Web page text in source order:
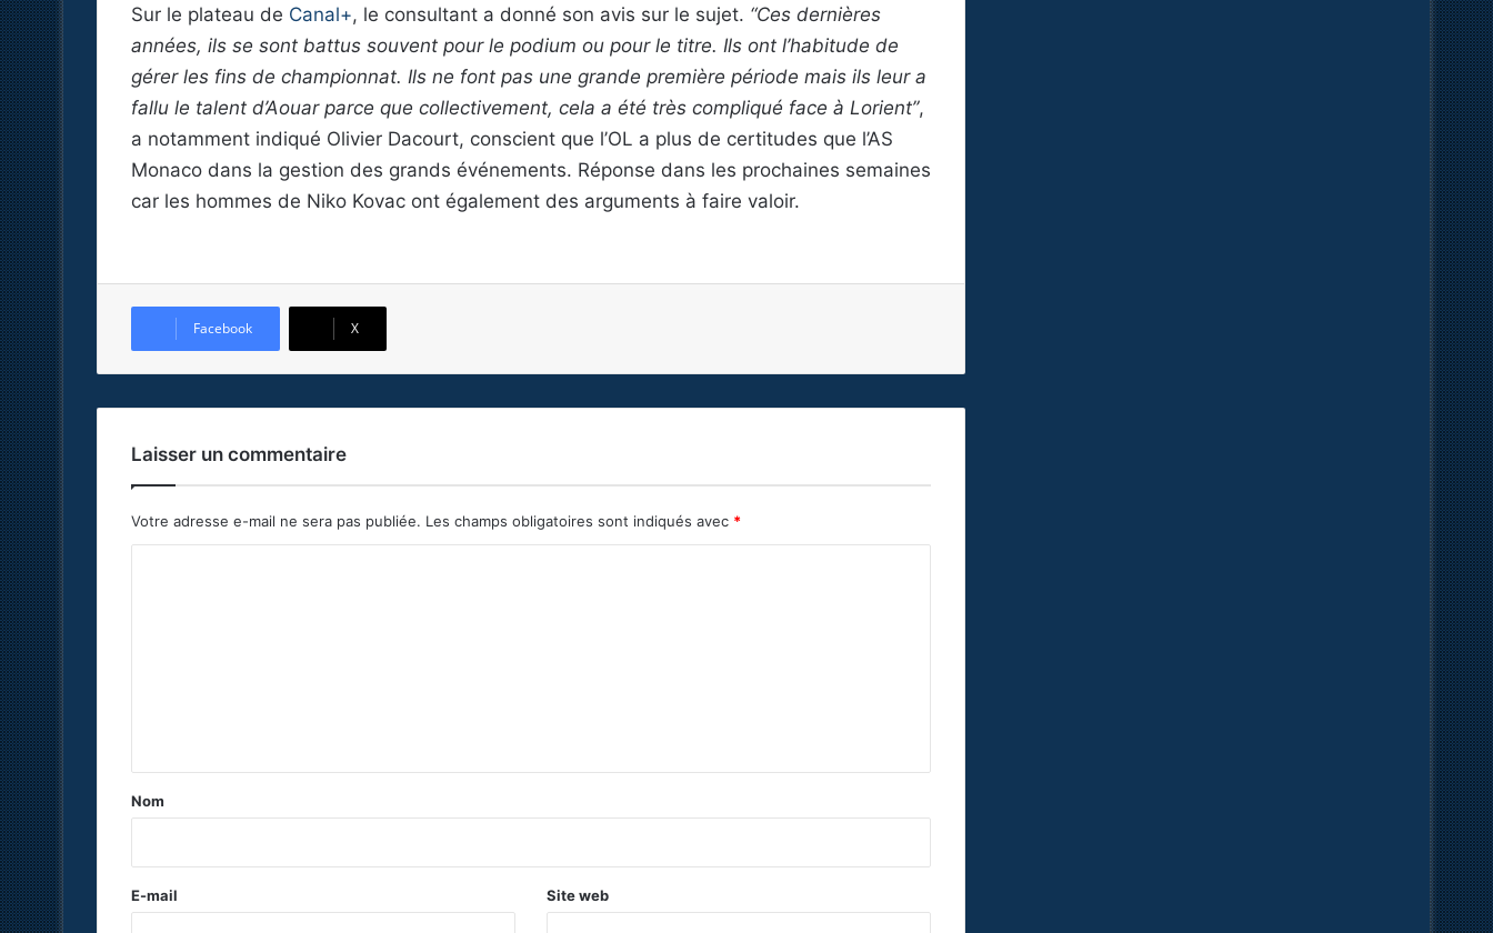
Sur le plateau de Canal+, le consultant a donné son avis sur le sujet. “Ces dernières
années, ils se sont battus souvent pour le podium ou pour le titre. Ils ont l’habitude de
gérer les fins de championnat. Ils ne font pas une grande première période mais ils leur a
fallu le talent d’Aouar parce que collectivement, cela a été très compliqué face à Lorient”,
a notamment indiqué Olivier Dacourt, conscient que l’OL a plus de certitudes que l’AS
Monaco dans la gestion des grands événements. Réponse dans les prochaines semaines
car les hommes de Niko Kovac ont également des arguments à faire valoir.
Facebook X
Laisser un commentaire
Votre adresse e-mail ne sera pas publiée. Les champs obligatoires sont indiqués avec *
a
e
Nom
E-mail Site web